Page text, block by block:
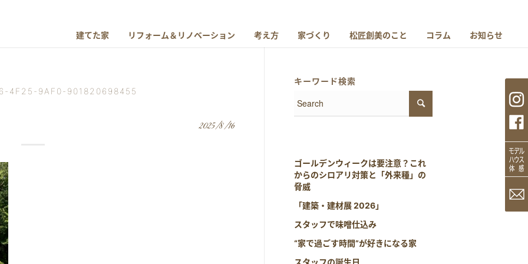
建てた家 リフォーム＆リノベーション 考え方 家づくり 松匠創美のこと コラム お知らせ
4F25-9AF0-901820698455
2025/8/16
キーワード検索
ゴールデンウィークは要注意？これ
からのシロアリ対策と「外来種」の
脅威
「建築・建材展 2026」
スタッフで味噌仕込み
“家で過ごす時間”が好きになる家
スタッフの誕生日